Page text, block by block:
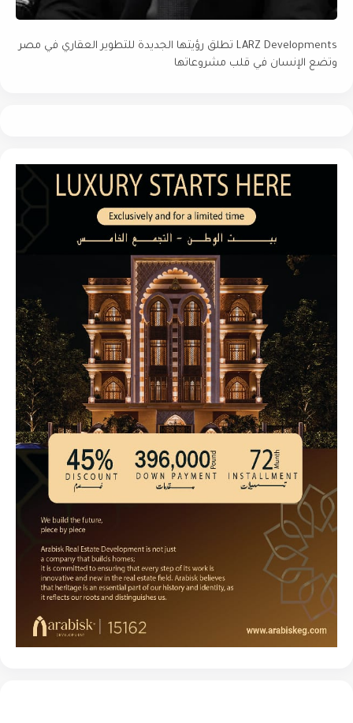
LARZ Developments تطلق رؤيتها الجديدة للتطوير العقاري في مصر
وتضع الإنسان في قلب مشروعاتها